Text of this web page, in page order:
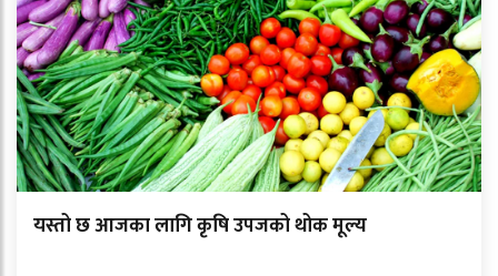
यस्तो छ आजका लागि कृषि उपजको थोक मूल्य